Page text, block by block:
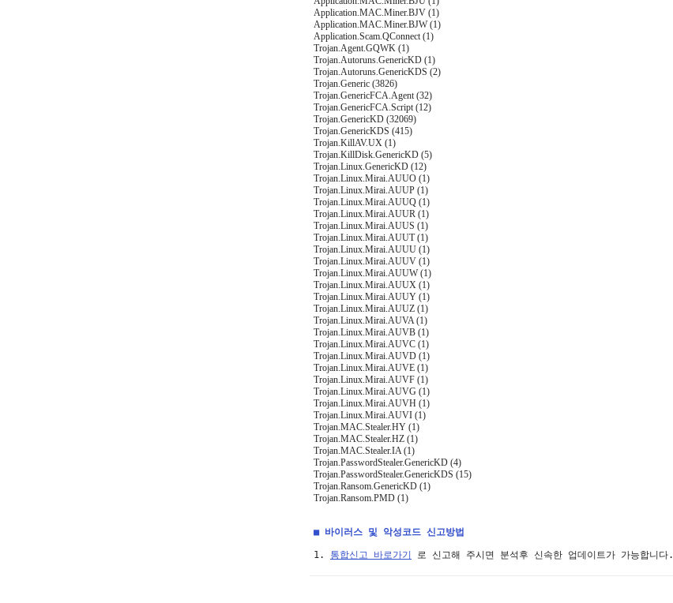
Application.MAC.Miner.BJV (1)
Application.MAC.Miner.BJW (1)
Application.Scam.QConnect (1)
Trojan.Agent.GQWK (1)
Trojan.Autoruns.GenericKD (1)
Trojan.Autoruns.GenericKDS (2)
Trojan.Generic (3826)
Trojan.GenericFCA.Agent (32)
Trojan.GenericFCA.Script (12)
Trojan.GenericKD (32069)
Trojan.GenericKDS (415)
Trojan.KillAV.UX (1)
Trojan.KillDisk.GenericKD (5)
Trojan.Linux.GenericKD (12)
Trojan.Linux.Mirai.AUUO (1)
Trojan.Linux.Mirai.AUUP (1)
Trojan.Linux.Mirai.AUUQ (1)
Trojan.Linux.Mirai.AUUR (1)
Trojan.Linux.Mirai.AUUS (1)
Trojan.Linux.Mirai.AUUT (1)
Trojan.Linux.Mirai.AUUU (1)
Trojan.Linux.Mirai.AUUV (1)
Trojan.Linux.Mirai.AUUW (1)
Trojan.Linux.Mirai.AUUX (1)
Trojan.Linux.Mirai.AUUY (1)
Trojan.Linux.Mirai.AUUZ (1)
Trojan.Linux.Mirai.AUVA (1)
Trojan.Linux.Mirai.AUVB (1)
Trojan.Linux.Mirai.AUVC (1)
Trojan.Linux.Mirai.AUVD (1)
Trojan.Linux.Mirai.AUVE (1)
Trojan.Linux.Mirai.AUVF (1)
Trojan.Linux.Mirai.AUVG (1)
Trojan.Linux.Mirai.AUVH (1)
Trojan.Linux.Mirai.AUVI (1)
Trojan.MAC.Stealer.HY (1)
Trojan.MAC.Stealer.HZ (1)
Trojan.MAC.Stealer.IA (1)
Trojan.PasswordStealer.GenericKD (4)
Trojan.PasswordStealer.GenericKDS (15)
Trojan.Ransom.GenericKD (1)
Trojan.Ransom.PMD (1)
■ 바이러스 및 악성코드 신고방법
1. 통합신고 바로가기 로 신고해 주시면 분석후 신속한 업데이트가 가능합니다.